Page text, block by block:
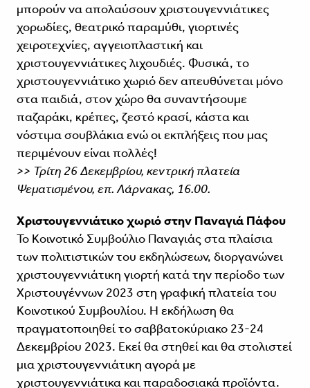
μπορούν να απολαύσουν χριστουγεννιάτικες
χορωδίες, θεατρικό παραμύθι, γιορτινές
χειροτεχνίες, αγγειοπλαστική και
χριστουγεννιάτικες λιχουδιές. Φυσικά, το
χριστουγεννιάτικο χωριό δεν απευθύνεται μόνο
στα παιδιά, στον χώρο θα συναντήσουμε
παζαράκι, κρέπες, ζεστό κρασί, κάστα και
νόστιμα σουβλάκια ενώ οι εκπλήξεις που μας
περιμένουν είναι πολλές!
>> Τρίτη 26 Δεκεμβρίου, κεντρική πλατεία
Ψεματισμένου, επ. Λάρνακας, 16.00.
Χριστουγεννιάτικο χωριό στην Παναγιά Πάφου
Το Κοινοτικό Συμβούλιο Παναγιάς στα πλαίσια
των πολιτιστικών του εκδηλώσεων, διοργανώνει
χριστουγεννιάτικη γιορτή κατά την περίοδο των
Χριστουγέννων 2023 στη γραφική πλατεία του
Κοινοτικού Συμβουλίου. Η εκδήλωση θα
πραγματοποιηθεί το σαββατοκύριακο 23-24
Δεκεμβρίου 2023. Εκεί θα στηθεί και θα στολιστεί
μια χριστουγεννιάτικη αγορά με
χριστουγεννιάτικα και παραδοσιακά προϊόντα.